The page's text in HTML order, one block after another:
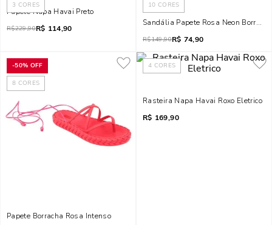
3 CORES
Papete Napa Havai Preto
R$229,90R$ 114,90
10 CORES
Sandália Papete Rosa Neon
R$149,90R$ 74,90
-50% OFF
8 CORES
Papete Borracha Rosa Intenso
4 CORES
Rasteira Napa Havai Roxo Eletrico
R$ 169,90